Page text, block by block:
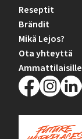
Reseptit
Brändit
Mikä Lejos?
Ota yhteyttä
Ammattilaisille